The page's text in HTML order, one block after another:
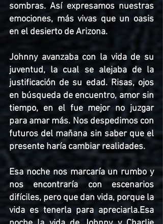
sombras. Así expresamos nuestras
emociones, más vivas que un oasis
en el desierto de Arizona.
Johnny avanzaba con la vida de su
juventud, la cual se alejaba de la
justificación de su edad. Risas, ojos
en búsqueda de encuentro, amor sin
tiempo, en el fue mejor no juzgar
para amar más. Nos despedimos con
futuros del mañana sin saber que el
presente haría cambiar realidades.
Esa noche nos marcaría un rumbo y
nos encontraría con escenarios
difíciles, pero que dan vida, porque la
vida es tenerla para apreciarla.Esa